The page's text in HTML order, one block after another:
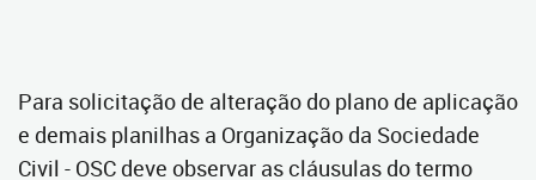
Para solicitação de alteração do plano de aplicação
e demais planilhas a Organização da Sociedade
Civil - OSC deve observar as cláusulas do termo